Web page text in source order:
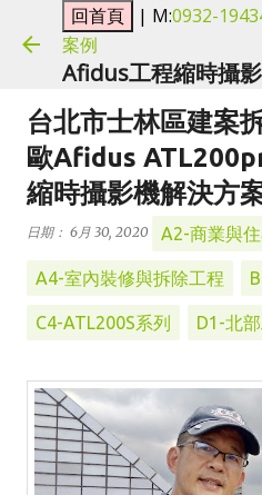
跳到主
| M:0932-
案例
Afidus工程縮時攝
台北市士林區建案
歐Afidus
縮時攝影機解決方
日期： 6月 30, 2020 A2-商業與
A4-室內裝修與拆除工程
C4-ATL200S系列 D1-北